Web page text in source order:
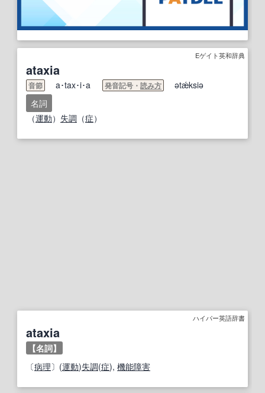
Eゲイト英和辞典
ataxia
音節 a･tax･i･a 発音記号・ 読み方
ətǽksiə
名詞
（運動） 失調 （症）
ハイパー英語辞書
ataxia
【名詞】
〔病理〕(運動)失調(症), 機能障害